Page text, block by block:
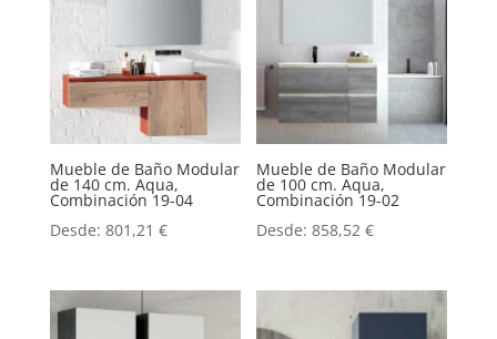
Mueble de Baño Modular
de 140 cm. Aqua,
Combinación 19-04
Desde: 801,21 €
Mueble de Baño Modular
de 100 cm. Aqua,
Combinación 19-02
Desde:858,52€